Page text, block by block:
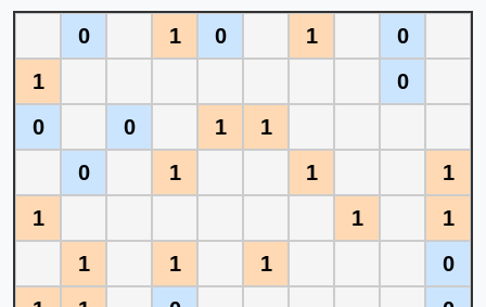
0 1 0 1
0
1
0
0
0 1
1
0
1 1
1
1
1
1
1
1 1
0